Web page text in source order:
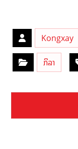
Kongxay
ກິລາ